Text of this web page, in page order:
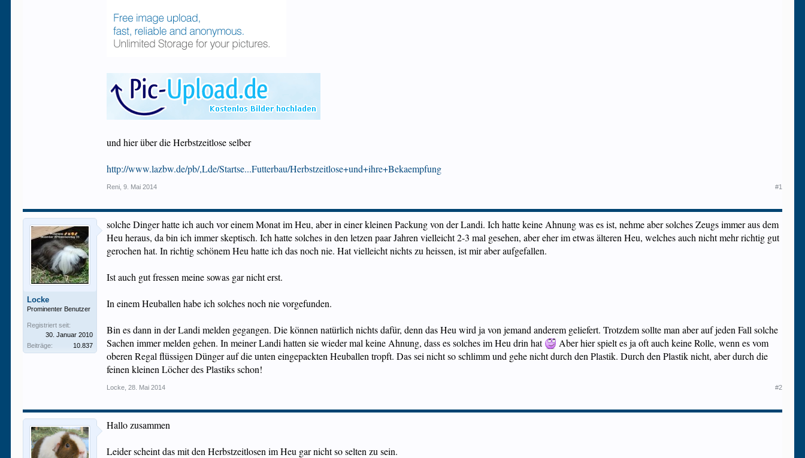
und hier über die Herbstzeitlose selber
http://www.lazbw.de/pb/,Lde/Startse...Futterbau/Herbstzeitlose+und+ihre+Bekaempfung
Reni 9. Mai 2014 #1
Locke
Prominenter Benutzer
Registriert seit:
30. Januar 2010
Beiträge:
10.837
solche Dinger hatte ich auch vor einem Monat im Heu, aber in einer kleinen Packung von der Landi. Ich hatte keine Ahnung was es ist, nehme aber solches Zeugs immer aus dem
Heu heraus, da bin ich immer skeptisch. Ich hatte solches in den letzen paar Jahren vielleicht 2-3 mal gesehen, aber eher im etwas älteren Heu, welches auch nicht mehr richtig gut
gerochen hat. In richtig schönem Heu hatte ich das noch nie. Hat vielleicht nichts zu heissen, ist mir aber aufgefallen.
Ist auch gut fressen meine sowas gar nicht erst.
In einem Heuballen habe ich solches noch nie vorgefunden.
Bin es dann in der Landi melden gegangen. Die können natürlich nichts dafür, denn das Heu wird ja von jemand anderem geliefert. Trotzdem sollte man aber auf jeden Fall solche
Sachen immer melden gehen. In meiner Landi hatten sie wieder mal keine Ahnung, dass es solches im Heu drin hat
Aber hier spielt es ja oft auch keine Rolle, wenn es vom
oberen Regal flüssigen Dünger auf die unten eingepackten Heuballen tropft. Das sei nicht so schlimm und gehe nicht durch den Plastik. Durch den Plastik nicht, aber durch die
feinen kleinen Löcher des Plastiks schon!
Locke 28. Mai 2014 #2
Hallo zusammen
Leider scheint das mit den Herbstzeitlosen im Heu gar nicht so selten zu sein.